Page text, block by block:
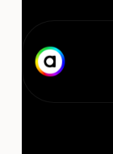
hovedindhold